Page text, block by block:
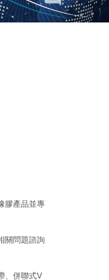
膠產品並專
關問題諮詢
、併聯式V